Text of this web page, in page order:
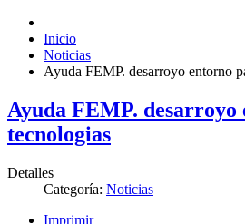
Inicio
Noticias
Ayuda FEMP. desarroyo entorno
Ayuda FEMP. desarroyo
tecnologias
Detalles
Categoría: Noticias
Imprimir